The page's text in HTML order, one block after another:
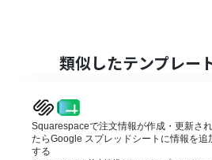
■フローボットの流れ
はじめに、Redditと
次に、トリガーでSquarespace
作成・更新されたら」というア
次に、オペレーションで分岐機
類似したテンプレー
Squarespaceで注文情報が作成・更新され
たらGoogle スプレッドシートに情報を追
する